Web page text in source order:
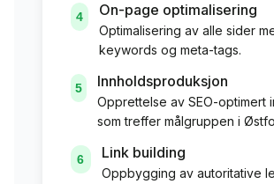
4 On-page optimalisering
Optimalisering av alle sider
keywords og meta-tags.
5 Innholdsproduksjon
Opprettelse av SEO-optimert
som treffer målgruppen i
6 Link building
Oppbygging av autoritative